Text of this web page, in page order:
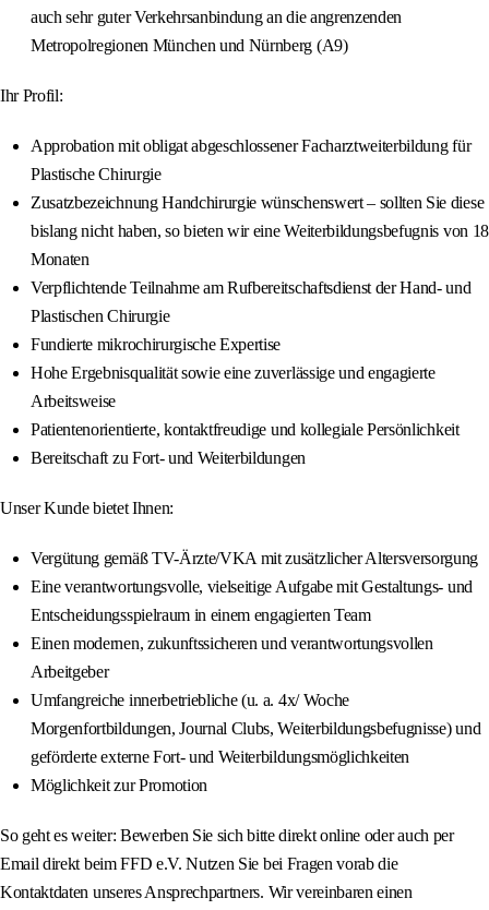
auch sehr guter Verkehrsanbindung an die angrenzenden
Metropolregionen München und Nürnberg (A9)
Ihr Profil:
Approbation mit obligat abgeschlossener Facharztweiterbildung für
Plastische Chirurgie
Zusatzbezeichnung Handchirurgie wünschenswert – sollten Sie diese
bislang nicht haben, so bieten wir eine Weiterbildungsbefugnis von 18
Monaten
Verpflichtende Teilnahme am Rufbereitschaftsdienst der Hand- und
Plastischen Chirurgie
Fundierte mikrochirurgische Expertise
Hohe Ergebnisqualität sowie eine zuverlässige und engagierte
Arbeitsweise
Patientenorientierte, kontaktfreudige und kollegiale Persönlichkeit
Bereitschaft zu Fort- und Weiterbildungen
Unser Kunde bietet Ihnen:
Vergütung gemäß TV-Ärzte/VKA mit zusätzlicher Altersversorgung
Eine verantwortungsvolle, vielseitige Aufgabe mit Gestaltungs- und
Entscheidungsspielraum in einem engagierten Team
Einen modernen, zukunftssicheren und verantwortungsvollen
Arbeitgeber
Umfangreiche innerbetriebliche (u. a. 4x/ Woche
Morgenfortbildungen, Journal Clubs, Weiterbildungsbefugnisse) und
geförderte externe Fort- und Weiterbildungsmöglichkeiten
Möglichkeit zur Promotion
So geht es weiter: Bewerben Sie sich bitte direkt online oder auch per
Email direkt beim FFD e.V. Nutzen Sie bei Fragen vorab die
Kontaktdaten unseres Ansprechpartners. Wir vereinbaren einen